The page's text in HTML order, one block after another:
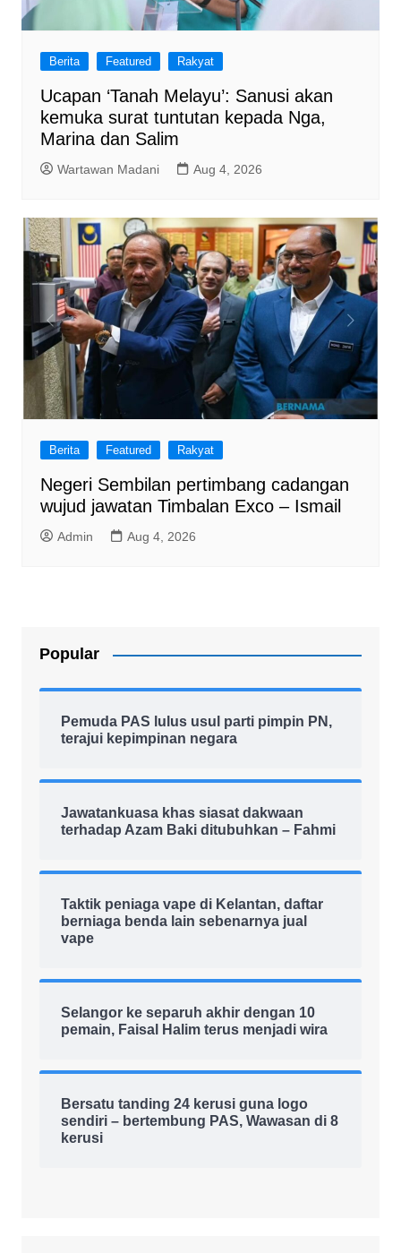
Berita Featured Rakyat
Ucapan ‘Tanah Melayu’: Sanusi akan
kemuka surat tuntutan kepada Nga,
Marina dan Salim
Wartawan Madani Aug 4, 2026
Berita Featured Rakyat
Negeri Sembilan pertimbang cadangan
wujud jawatan Timbalan Exco – Ismail
Admin Aug 4, 2026
Popular
Pemuda PAS lulus usul parti pimpin PN,
terajui kepimpinan negara
Jawatankuasa khas siasat dakwaan
terhadap Azam Baki ditubuhkan – Fahmi
Taktik peniaga vape di Kelantan, daftar
berniaga benda lain sebenarnya jual
vape
Selangor ke separuh akhir dengan 10
pemain, Faisal Halim terus menjadi wira
Bersatu tanding 24 kerusi guna logo
sendiri – bertembung PAS, Wawasan di 8
kerusi